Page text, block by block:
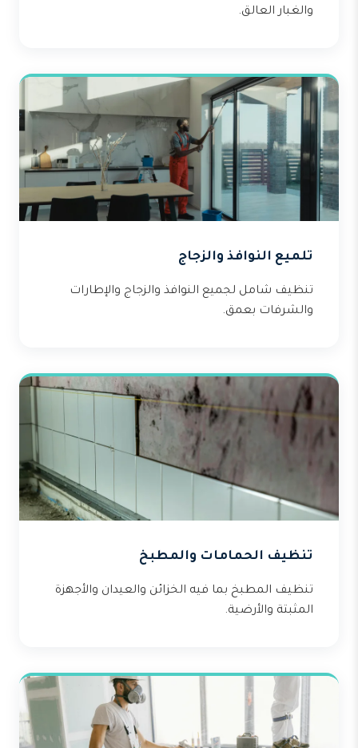
والغبار العالق.
تلميع النوافذ والزجاج
تنظيف شامل لجميع النوافذ والزجاج والإطارات
والشرفات بعمق.
تنظيف الحمامات والمطبخ
تنظيف المطبخ بما فيه الخزائن والعيدان والأجهزة
المثبتة والأرضية.